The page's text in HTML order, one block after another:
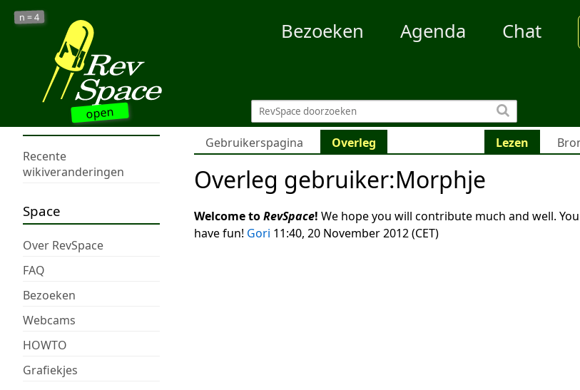
open
n =4
Bezoeken Agenda Chat
Recente
wikiveranderingen
Space
Over RevSpace
FAQ
Bezoeken
Webcams
HOWTO
Grafiekjes
Gebruikerspagina Overleg Lezen
Overleg gebruiker:Morphje
Welcome toRevSpace! We hope you will contribute much and well.
have fun! Gori 11:40, 20 November 2012 (CET)